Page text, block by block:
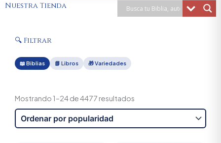
Nuestra Tienda
🔍 Filtrar
📖 Biblias 📗 Libros 🎁 Variedades
Mostrando 1–24 de 4477 resultados